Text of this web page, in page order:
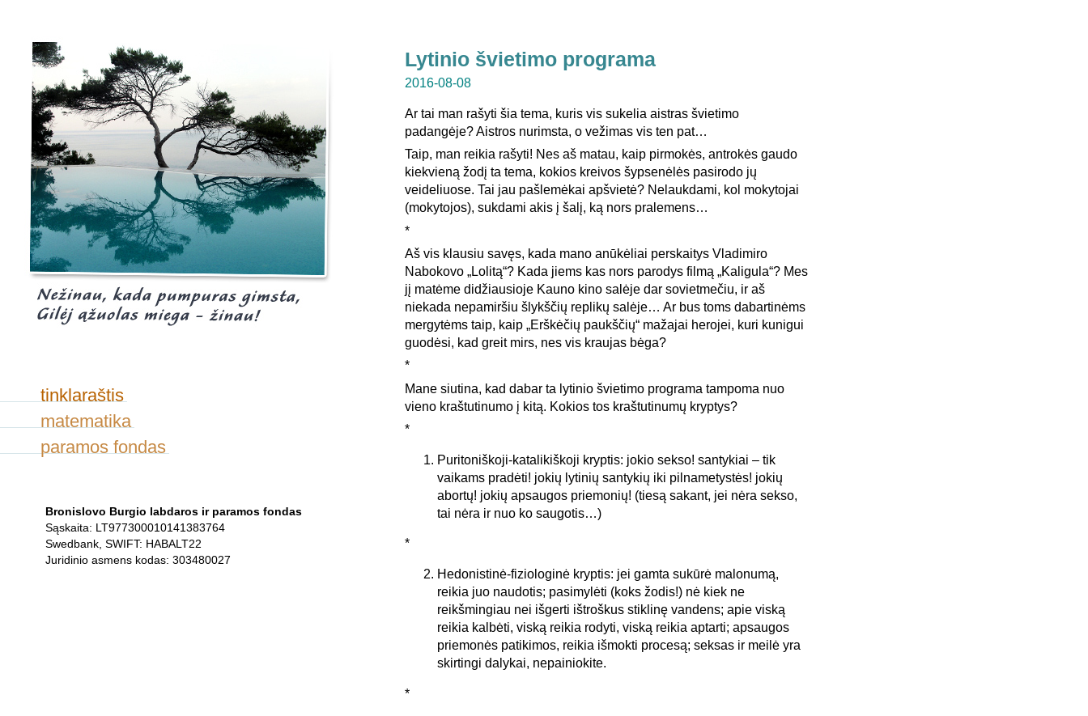
tinklaraštis
matematika
paramos fondas
Bronislovo Burgio labdaros ir paramos fondas
Sąskaita: LT977300010141383764
Swedbank, SWIFT: HABALT22
Juridinio asmens kodas: 303480027
Lytinio švietimo programa
2016-08-08
Ar tai man rašyti šia tema, kuris vis sukelia aistras švietimo
padangėje? Aistros nurimsta, o vežimas vis ten pat…
Taip, man reikia rašyti! Nes aš matau, kaip pirmokės, antrokės gaudo
kiekvieną žodį ta tema, kokios kreivos šypsenėlės pasirodo jų
veideliuose. Tai jau pašlemėkai apšvietė? Nelaukdami, kol mokytojai
(mokytojos), sukdami akis į šalį, ką nors pralemens…
*
Aš vis klausiu savęs, kada mano anūkėliai perskaitys Vladimiro
Nabokovo „Lolitą“? Kada jiems kas nors parodys filmą „Kaligula“? Mes
jį matėme didžiausioje Kauno kino salėje dar sovietmečiu, ir aš
niekada nepamiršiu šlykščių replikų salėje… Ar bus toms dabartinėms
mergytėms taip, kaip „Erškėčių paukščių“ mažajai herojei, kuri kunigui
guodėsi, kad greit mirs, nes vis kraujas bėga?
*
Mane siutina, kad dabar ta lytinio švietimo programa tampoma nuo
vieno kraštutinumo į kitą. Kokios tos kraštutinumų kryptys?
*
Puritoniškoji-katalikiškoji kryptis: jokio sekso! santykiai – tik
vaikams pradėti! jokių lytinių santykių iki pilnametystės! jokių
abortų! jokių apsaugos priemonių! (tiesą sakant, jei nėra sekso,
tai nėra ir nuo ko saugotis…)
*
Hedonistinė-fiziologinė kryptis: jei gamta sukūrė malonumą,
reikia juo naudotis; pasimylėti (koks žodis!) nė kiek ne
reikšmingiau nei išgerti ištroškus stiklinę vandens; apie viską
reikia kalbėti, viską reikia rodyti, viską reikia aptarti; apsaugos
priemonės patikimos, reikia išmokti procesą; seksas ir meilė yra
skirtingi dalykai, nepainiokite.
*